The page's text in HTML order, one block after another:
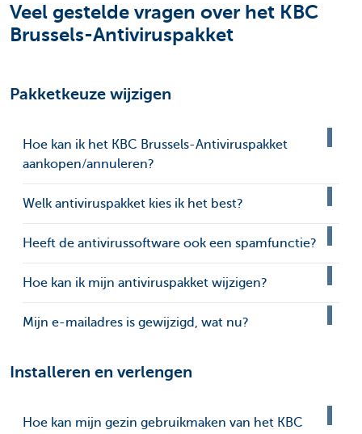
Veel gestelde vragen over het KBC
Brussels-Antiviruspakket
Pakketkeuze wijzigen
Hoe kan ik het KBC Brussels-Antiviruspakket
aankopen/annuleren?
Welk antiviruspakket kies ik het best?
Heeft de antivirussoftware ook een spamfunctie?
Hoe kan ik mijn antiviruspakket wijzigen?
Mijn e-mailadres is gewijzigd, wat nu?
Installeren en verlengen
Hoe kan mijn gezin gebruikmaken van het KBC